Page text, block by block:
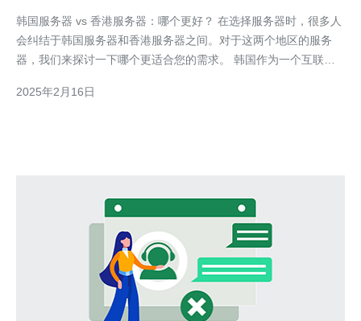
韩国服务器 vs 香港服务器：哪个更好？ 在选择服务器时，很多人
会纠结于韩国服务器和香港服务器之间。对于这两个地区的服务
器，我们来探讨一下哪个更适合您的需求。 韩国作为一个互联网
非常快，延迟低，适用于需要高速稳定连接的应用程序，例如在线
2025年2月16日